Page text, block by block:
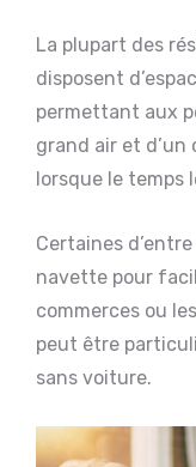
La plupart des
disposent
permettant aux
grand air et d’un
lorsque le temps
Certaines
navette pour
commerces ou
peut être
sans voiture.